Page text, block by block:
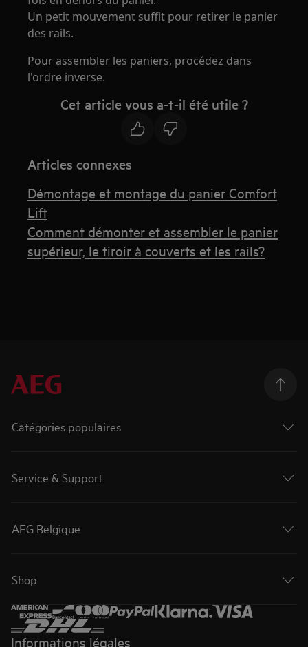
Un petit mouvement suffit pour retirer le panier
des rails.
Pour assembler les paniers, procédez dans
l'ordre inverse.
Cet article vous a-t-il été utile ?
Articles connexes
Démontage et montage du panier Comfort
Lift
Comment démonter et assembler le panier
supérieur, le tiroir à couverts et les rails?
Catégories populaires
Service & Support
AEG Belgique
Shop
Informations légales